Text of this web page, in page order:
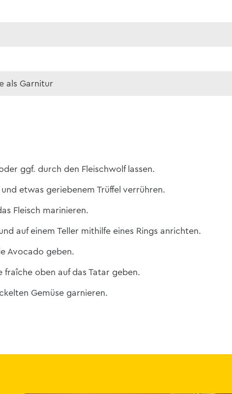
als Garnitur
ggf. durch den Fleischwolf lassen.
etwas geriebenem Trüffel verrühren.
Fleisch marinieren.
auf einem Teller mithilfe eines Rings anrichten.
Avocado geben.
fraîche oben auf das Tatar geben.
Gemüse garnieren.